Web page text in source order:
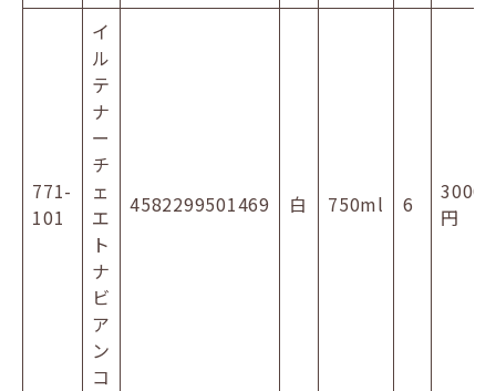
771-
101
イ
ル
テ
ナ
ー
チ
ェ
エ
ト
ナ
ビ
ア
ン
コ
4582299501469 白 750ml 6
3000
円